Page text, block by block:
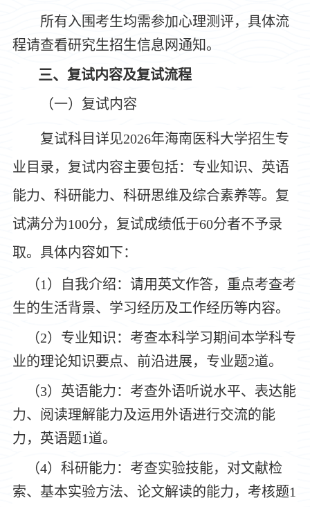
所有入围考生均需参加心理测评，具体流
程请查看研究生招生信息网通知。
三、 复试内容及复试流程
（一）复试内容
复试科目详见2026年海南医科大学招生专
业目录，复试内容主要包括：专业知识、英语
能力、科研能力、科研思维及综合素养等。复
试满分为100分，复试成绩低于60分者不予录
取。具体内容如下：
（1）自我介绍：请用英文作答，重点考查考
生的生活背景、学习经历及工作经历等内容。
（2）专业知识：考查本科学习期间本学科专
业的理论知识要点、前沿进展，专业题2道。
（3）英语能力：考查外语听说水平、表达能
力、阅读理解能力及运用外语进行交流的能
力，英语题1道。
（4）科研能力：考查实验技能，对文献检
索、基本实验方法、论文解读的能力，考核题1